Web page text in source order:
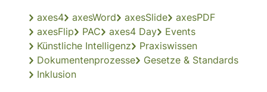
axes4
axesWord axesSlide
axesPDF
axesFlip
PAC axes4 Day
Events
Künstliche Intelligenz
Praxiswissen
Dokumentenprozesse
Gesetze & Standards
Inklusion